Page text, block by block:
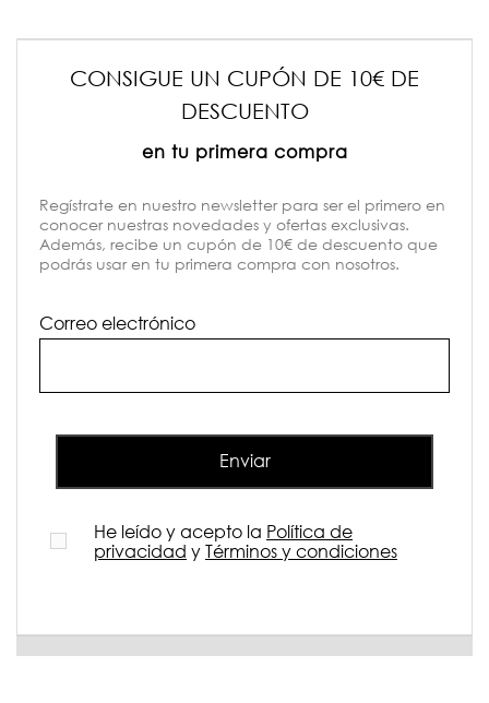
CONSIGUE UN CUPÓN DE 10€ DE
DESCUENTO
en tu primera compra
Regístrate en nuestro newsletter para ser el primero en
conocer nuestras novedades y ofertas exclusivas.
Además, recibe un cupón de 10€ de descuento que
podrás usar en tu primera compra con nosotros.
Correo electrónico
Enviar
He leído y acepto la Política de
privacidad yTérminos y condiciones